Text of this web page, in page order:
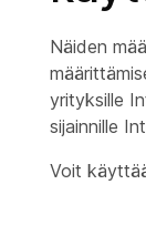
Näiden
yrityksille
sijainnille
Voit